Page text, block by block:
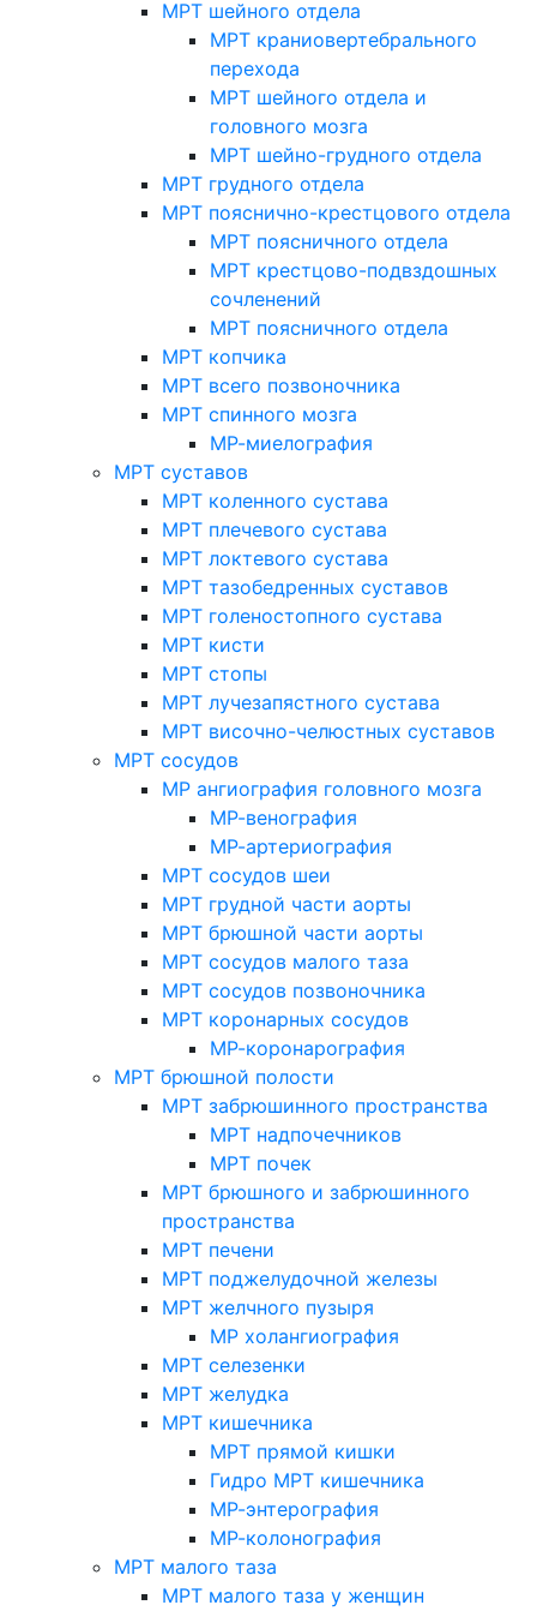
МРТ шейного отдела
МРТ краниовертебрального
перехода
МРТ шейного отдела и
головного мозга
МРТ шейно-грудного отдела
МРТ грудного отдела
МРТ пояснично-крестцового отдела
МРТ поясничного отдела
МРТ крестцово-подвздошных
сочленений
МРТ поясничного отдела
МРТ копчика
МРТ всего позвоночника
МРТ спинного мозга
МР-миелография
МРТ суставов
МРТ коленного сустава
МРТ плечевого сустава
МРТ локтевого сустава
МРТ тазобедренных суставов
МРТ голеностопного сустава
МРТ кисти
МРТ стопы
МРТ лучезапястного сустава
МРТ височно-челюстных суставов
МРТ сосудов
МР ангиография головного мозга
МР-венография
МР-артериография
МРТ сосудов шеи
МРТ грудной части аорты
МРТ брюшной части аорты
МРТ сосудов малого таза
МРТ сосудов позвоночника
МРТ коронарных сосудов
МР-коронарография
МРТ брюшной полости
МРТ забрюшинного пространства
МРТ надпочечников
МРТ почек
МРТ брюшного и забрюшинного
пространства
МРТ печени
МРТ поджелудочной железы
МРТ желчного пузыря
МР холангиография
МРТ селезенки
МРТ желудка
МРТ кишечника
МРТ прямой кишки
Гидро МРТ кишечника
МР-энтерография
МР-колонография
МРТ малого таза
МРТ малого таза у женщин